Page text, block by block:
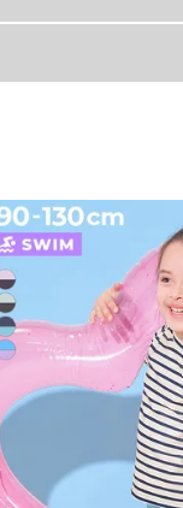
れるのがおすすめ〇
41.6
46.6
54.6
59.5
63.5